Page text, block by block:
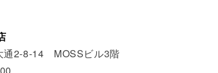
通2-8-14 MOSSビル3階